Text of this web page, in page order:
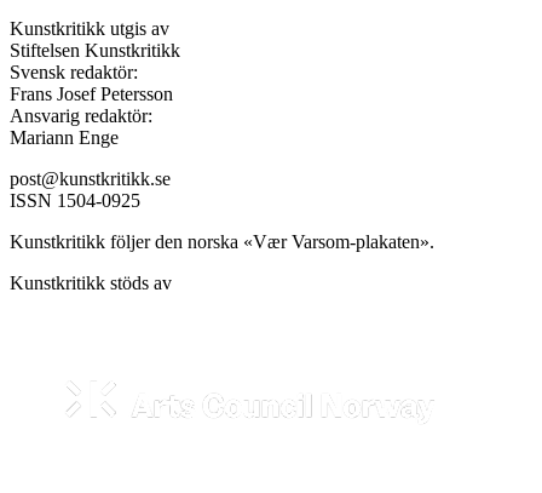
Kunstkritikk utgis av
Stiftelsen Kunstkritikk
Svensk redaktör:
Frans Josef Petersson
Ansvarig redaktör:
Mariann Enge
post@kunstkritikk.se
ISSN 1504-0925
Kunstkritikk följer den norska «Vær Varsom-plakaten».
Kunstkritikk stöds av